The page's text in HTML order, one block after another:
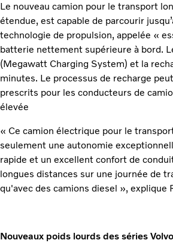
Le nouveau camion pour le transport
étendue, est capable de parcourir
technologie de propulsion, appelée «
batterie nettement supérieure à bord.
(Megawatt Charging System) et la
minutes. Le processus de recharge
prescrits pour les conducteurs de
élevée
« Ce camion électrique pour le
seulement une autonomie
rapide et un excellent confort de
longues distances sur une journée de
qu'avec des camions diesel », explique
Nouveaux poids lourds des séries